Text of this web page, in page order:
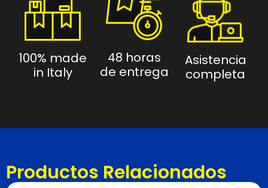
100% made
in Italy
48 horas
de entrega
Asistencia
completa
Productos Relacionados